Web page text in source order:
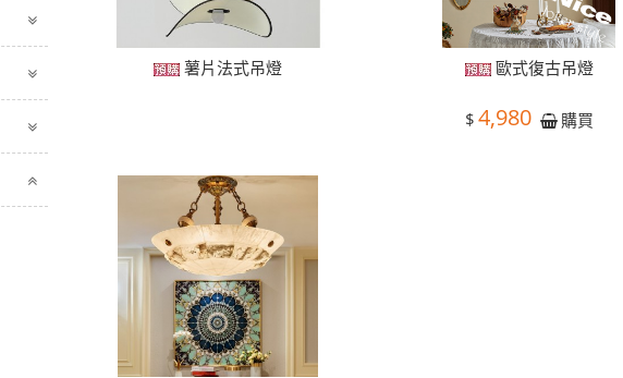
薯片法式吊燈 歐式復古吊燈
$ 4,980 購買